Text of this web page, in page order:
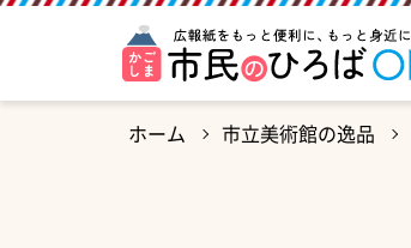
ホーム 市立美術館の逸品